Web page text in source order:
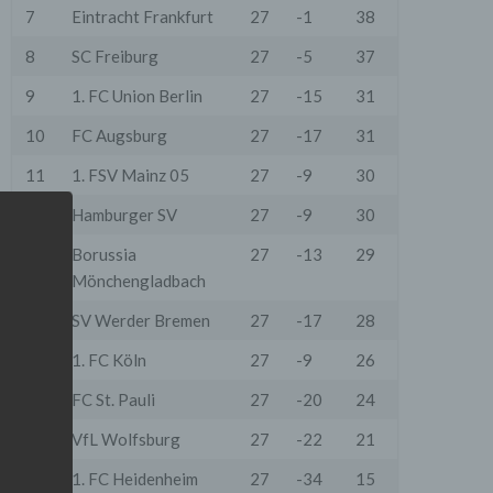
7 Eintracht Frankfurt 27 -1
38
8
SC Freiburg 27 -5
37
9
1. FC Union Berlin 27 -15
31
10
FC Augsburg 27 -17
31
11
1. FSV Mainz 05 27 -9
30
Hamburger SV 27 -9
30
Borussia
Mönchengladbach
27 -13 29
SV Werder Bremen 27 -17
28
1. FC Köln 27 -9
26
FC St. Pauli 27 -20
24
VfL Wolfsburg 27 -22
21
1. FC Heidenheim 27 -34 15